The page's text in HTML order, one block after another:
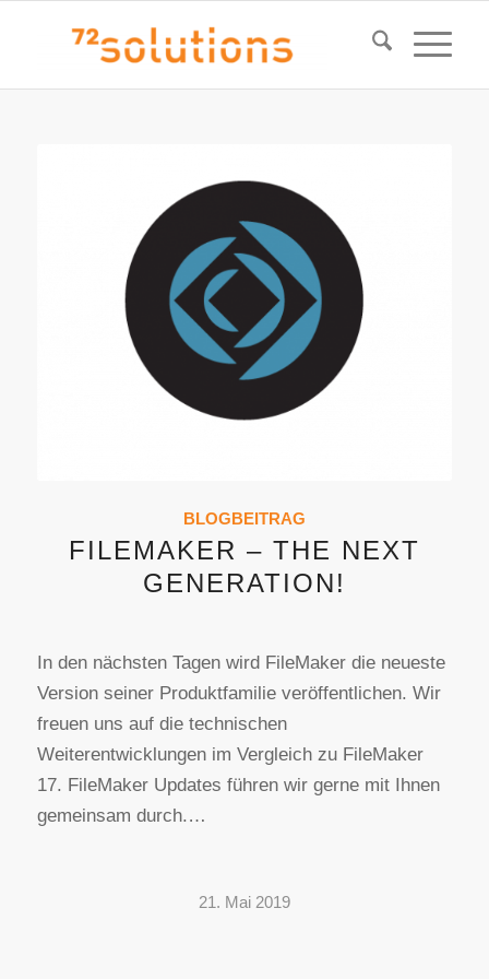
BLOGBEITRAG
FILEMAKER – THE NEXT
GENERATION!
In den nächsten Tagen wird FileMaker die neueste
Version seiner Produktfamilie veröffentlichen. Wir
freuen uns auf die technischen
Weiterentwicklungen im Vergleich zu FileMaker
17. FileMaker Updates führen wir gerne mit Ihnen
gemeinsam durch.…
21. Mai 2019